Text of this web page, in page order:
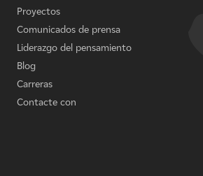
Proyectos
Comunicados de prensa
Liderazgo del pensamiento
Blog
Carreras
Contacte con